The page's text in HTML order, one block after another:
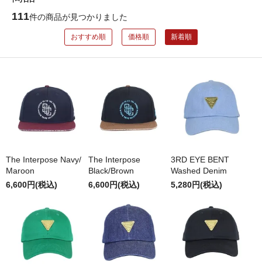
111件の商品が見つかりました
おすすめ順 価格順 新着順
The Interpose Navy/
Maroon
6,600円(税込)
The Interpose
Black/Brown
6,600円(税込)
3RD EYE BENT
Washed Denim
5,280円(税込)